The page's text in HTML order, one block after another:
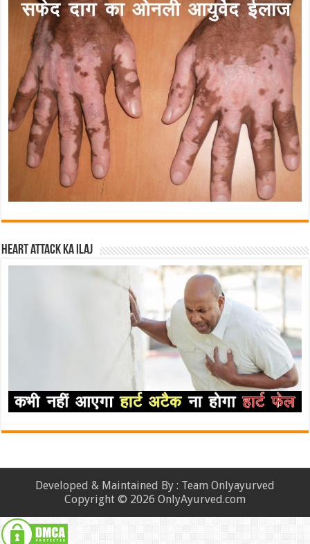
Heart attack ka ilaj
Developed & Maintained By : Team Onlyayurved
Copyright © 2026 OnlyAyurved.com